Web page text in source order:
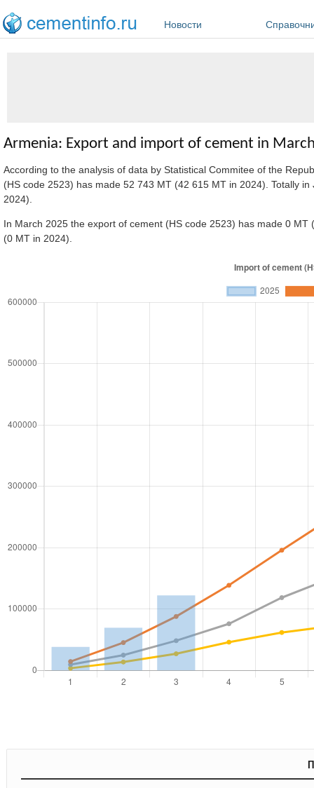
Новости
Armenia: Export and import of cement in
According to the analysis of data by Statistical Commitee of the
(HS code 2523) has made 52 743 MT (42 615 MT in 2024). Totally
2024).
In March 2025 the export of cement (HS code 2523) has made 0
(0 MT in 2024).